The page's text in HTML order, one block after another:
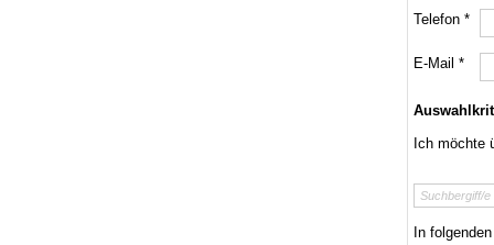
Telefon *
E-Mail *
Ich möchte
In